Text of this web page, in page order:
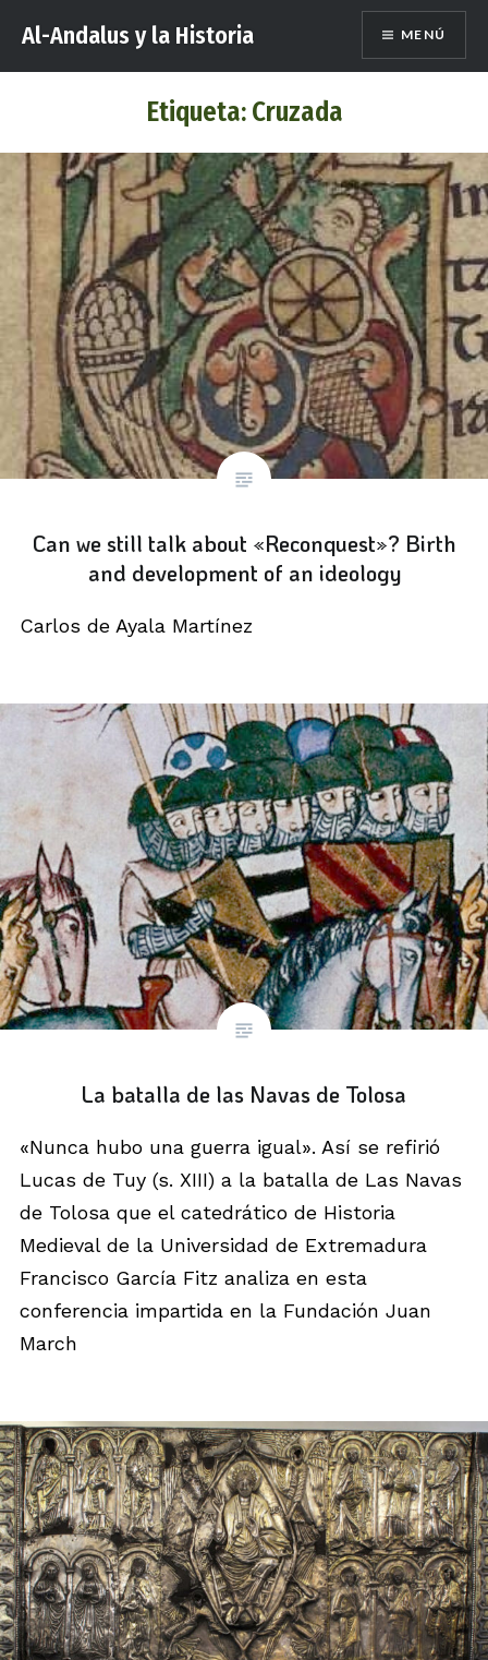
contenido
Al-Andalus y la Historia MENÚ
Etiqueta: Cruzada
Can we still talk about «Reconquest»? Birth
and development of an ideology
Carlos de Ayala Martínez
La batalla de las Navas de Tolosa
«Nunca hubo una guerra igual». Así se refirió
Lucas de Tuy (s. XIII) a la batalla de Las Navas
de Tolosa que el catedrático de Historia
Medieval de la Universidad de Extremadura
Francisco García Fitz analiza en esta
conferencia impartida en la Fundación Juan
March